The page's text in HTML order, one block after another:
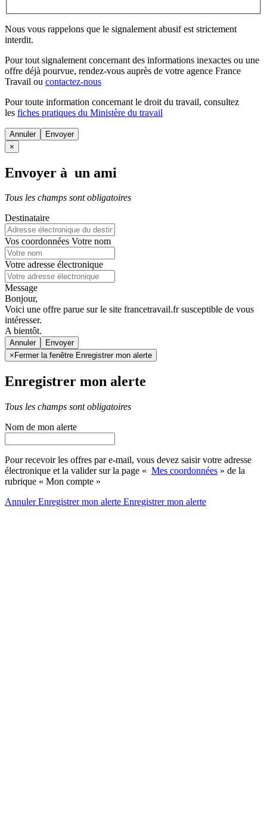
Nous vous rappelons que le signalement abusif est strictement
interdit.
Pour tout signalement concernant des informations inexactes ou une
offre déjà pourvue, rendez-vous auprès de votre agence France
Travail ou contactez-nous
Pour toute information concernant le droit du travail, consultez
les fiches pratiques du Ministère du travail
Annuler
×
Envoyer à un ami
Tous les champs sont obligatoires
Destinataire
Vos coordonnées Votre nom
Votre adresse électronique
Message
Bonjour,
Voici une offre parue sur le site francetravail.fr susceptible de vous
intéresser.
A bientôt.
Annuler
× Fermer la fenêtre Enregistrer mon alerte
Enregistrer mon alerte
Tous les champs sont obligatoires
Nom de mon alerte
Pour recevoir les offres par e-mail, vous devez saisir votre adresse
électronique et la valider sur la page « Mes coordonnées » de la
rubrique « Mon compte »
AnnulerEnregistrer mon alerte Enregistrermon alerte